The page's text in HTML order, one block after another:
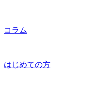
コラム
はじめての方